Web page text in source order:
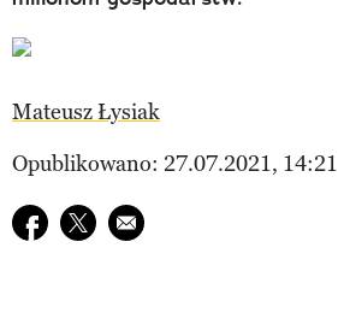
Mateusz Łysiak
Opublikowano: 27.07.2021, 14:21
Udostępnij na facebook
Udostępnij na twitter
E-mail do przyjaciela